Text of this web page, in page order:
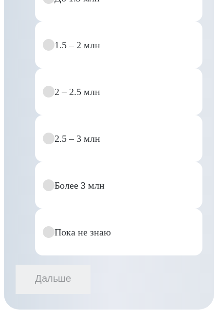
1.5 – 2 млн
2 – 2.5 млн
2.5 – 3 млн
Более 3 млн
Пока не знаю
Дальше